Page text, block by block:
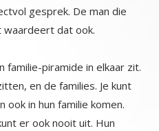
waardeert dat ook.
familie-piramide in elkaar zit.
en de families. Je kunt
ook in hun familie komen.
kunt er ook nooit uit. Hun
bepaald, ze mogen niet
wie ze trouwen. Dat wordt
De bloedlijn: de familie
eigenlijk niet ‘menselijk’. Ze
trouwen altijd binnen de
hebt. Niemand heeft ooit
lid blijft trouw aan de
Ieder lid van
getraind in een bepaalde
kindertijd, en er zijn een